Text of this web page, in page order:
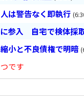
は警告なく即執行
参入 自宅で検体採
小と不良債権で明暗
です